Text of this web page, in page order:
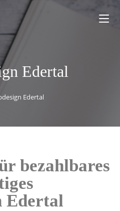
Edertal
Edertal
bezahlbares
Edertal